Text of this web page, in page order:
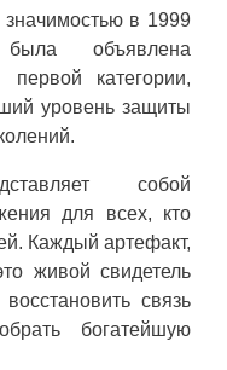
значимостью в 1999
объявлена
первой категории,
уровень защиты
собой
для всех, кто
Каждый артефакт,
живой свидетель
связь
богатейшую